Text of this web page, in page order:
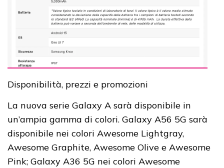
Disponibilità, prezzi e promozioni
La nuova serie Galaxy A sarà disponibile in
un’ampia gamma di colori. Galaxy A56 5G sarà
disponibile nei colori Awesome Lightgray,
Awesome Graphite, Awesome Olive e Awesome
Pink; Galaxy A36 5G nei colori Awesome